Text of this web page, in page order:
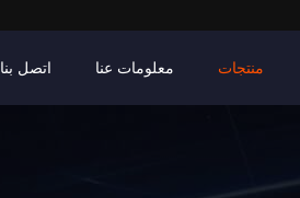
منتجات معلومات عنا اتصل بنا